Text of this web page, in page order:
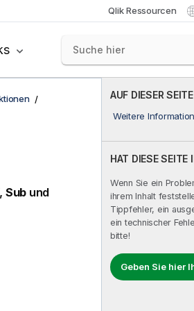
Qlik Ressourcen
AUF DIESER SEITE
Weitere
HAT DIESE SEITE
Wenn Sie ein
ihrem Inhalt
Tippfehler, ein
ein technischer
bitte!
Geben Sie hier
, Sub und